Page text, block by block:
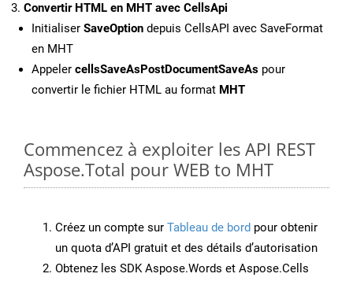
Convertir HTML en MHT avec CellsApi
Initialiser SaveOption depuis CellsAPI avec SaveFormat
en MHT
Appeler cellsSaveAsPostDocumentSaveAs pour
convertir le fichier HTML au format MHT
Commencez à exploiter les API REST
Aspose.Total pour WEB to MHT
Créez un compte sur Tableau de bord pour obtenir
un quota d’API gratuit et des détails d’autorisation
Obtenez les SDK Aspose.Words et Aspose.Cells